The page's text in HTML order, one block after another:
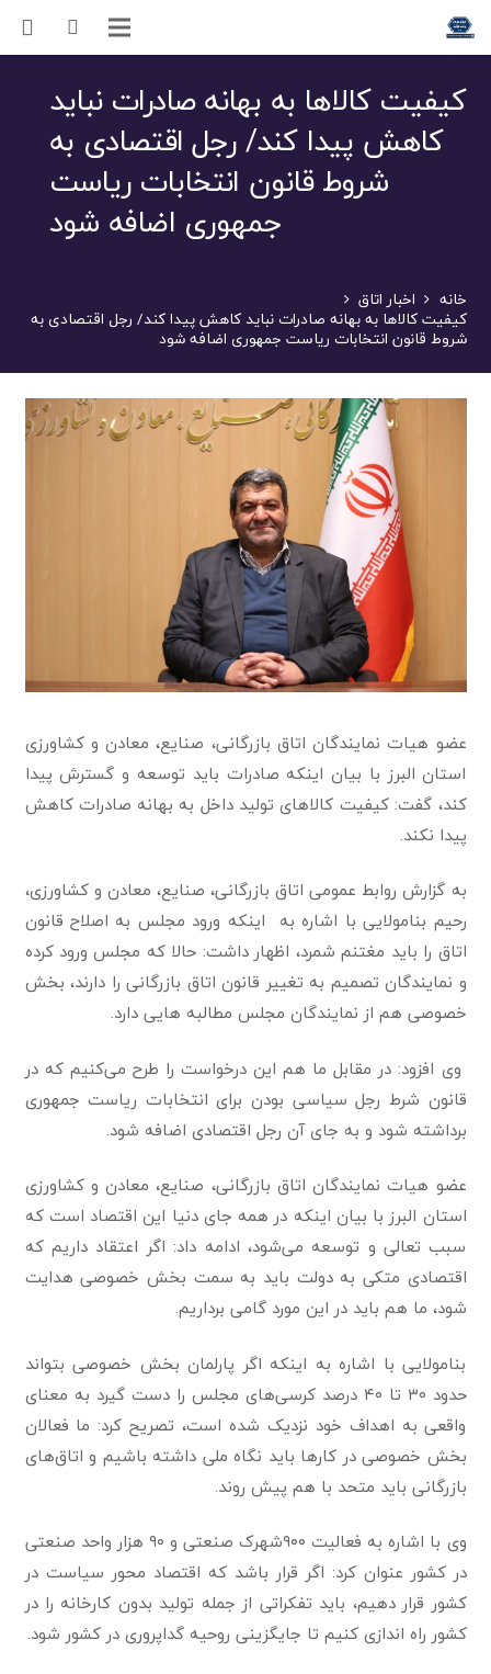
کیفیت کالاها به بهانه صادرات نباید
کاهش پیدا کند/ رجل اقتصادی به
شروط قانون انتخابات ریاست
جمهوری اضافه شود
خانه اخبار اتاق
کیفیت کالاها به بهانه صادرات نباید کاهش پیدا کند/ رجل اقتصادی به
شروط قانون انتخابات ریاست جمهوری اضافه شود
عضو هیات نمایندگان اتاق بازرگانی، صنایع، معادن و کشاورزی
استان البرز با بیان اینکه صادرات باید توسعه و گسترش پیدا
کند، گفت: کیفیت کالاهای تولید داخل به بهانه صادرات کاهش
پیدا نکند.
به گزارش روابط عمومی اتاق بازرگانی، صنایع، معادن و کشاورزی،
رحیم بنامولایی با اشاره به اینکه ورود مجلس به اصلاح قانون
اتاق را باید مغتنم شمرد، اظهار داشت: حالا که مجلس ورود کرده
و نمایندگان تصمیم به تغییر قانون اتاق بازرگانی را دارند، بخش
خصوصی هم از نمایندگان مجلس مطالبه هایی دارد.
وی افزود: در مقابل ما هم این درخواست را طرح می‌کنیم که در
قانون شرط رجل سیاسی بودن برای انتخابات ریاست جمهوری
برداشته شود و به جای آن رجل اقتصادی اضافه شود.
عضو هیات نمایندگان اتاق بازرگانی، صنایع، معادن و کشاورزی
استان البرز با بیان اینکه در همه جای دنیا این اقتصاد است که
سبب تعالی و توسعه می‌شود، ادامه داد: اگر اعتقاد داریم که
اقتصادی متکی به دولت باید به سمت بخش خصوصی هدایت
شود، ما هم باید در این مورد گامی برداریم.
بنامولایی با اشاره به اینکه اگر پارلمان بخش خصوصی بتواند
حدود ۳۰ تا ۴۰ درصد کرسی‌های مجلس را دست گیرد به معنای
واقعی به اهداف خود نزدیک شده است، تصریح کرد: ما فعالان
بخش خصوصی در کارها باید نگاه ملی داشته باشیم و اتاق‌های
بازرگانی باید متحد با هم پیش روند.
وی با اشاره به فعالیت ۹۰۰شهرک صنعتی و ۹۰ هزار واحد صنعتی
در کشور عنوان کرد: اگر قرار باشد که اقتصاد محور سیاست در
کشور قرار دهیم، باید تفکراتی از جمله تولید بدون کارخانه را در
کشور راه اندازی کنیم تا جایگزینی روحیه گداپروری در کشور شود.